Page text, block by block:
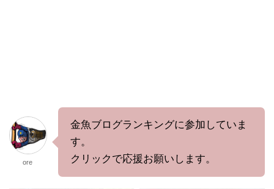
ore
金魚ブログランキングに参加していま
す。
クリックで応援お願いします。